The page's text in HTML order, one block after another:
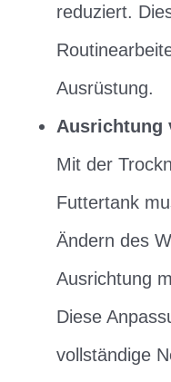
reduziert.
Ausrüstung.
Ausrichtung
Mit der
Futtertank
Ändern des
Ausrichtung
Diese
vollständige